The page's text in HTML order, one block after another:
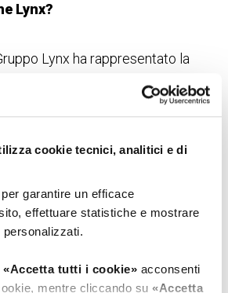
cookie tecnici, analitici e di
garantire un efficace
effettuare statistiche e mostrare
«Accetta tutti i cookie» acconsenti
mentre cliccando su «Accetta
Lynx?
Lynx ha rappresentato la
di molto importante per
a costruire un’azienda solida
gruppo globale come Lynx.
ha aperto un orizzonte nuovo e
Quando abbiamo
l’acquisizione, la
immediata: tutti si sono